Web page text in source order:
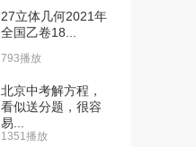
27立体几何2021年
全国乙卷18...
793播放
北京中考解方程，
看似送分题，很容
易...
1351播放